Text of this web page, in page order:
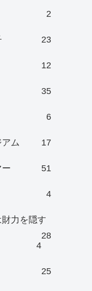
2
23
12
35
6
ム 17
51
4
力を隠す
28
4
25